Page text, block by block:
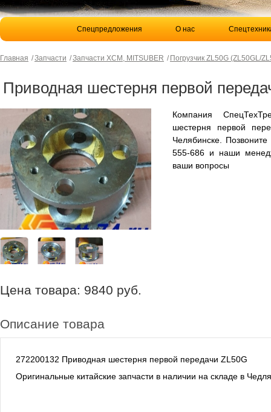
Спецпредложения О нас
Главная Запчасти Запчасти XCM, MITSUBER Погрузчик ZL50G (ZL50GL/
Приводная шестерня первой
Компания
шестерня первой
Челябинске.
555-686 и наши
ваши вопросы
Цена товара: 9840 руб.
Описание товара
272200132 Приводная шестерня первой передачи ZL50G
Оригинальные китайские запчасти в наличии на складе в